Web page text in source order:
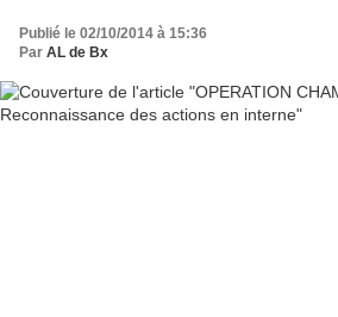
Publié le 02/10/2014 à 15:36
Par AL de Bx